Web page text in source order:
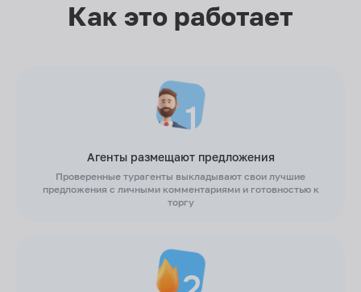
Как это работает
Агенты размещают предложения
Проверенные турагенты выкладывают свои лучшие
предложения с личными комментариями и готовностью к
торгу